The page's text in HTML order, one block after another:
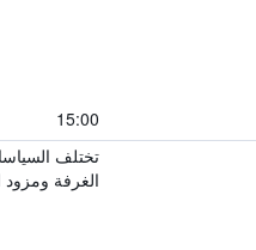
15:00
تختلف
الغرفة ومزود